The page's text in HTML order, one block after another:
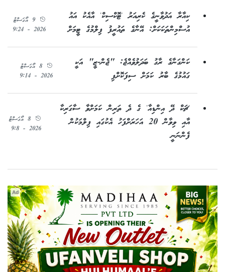
ކިއާރާ އަދުވާނީގެ ކެރިއަރު 'ޓޮކްސިކް' އާއެކު އައު
އުސްމިންތަކަކަށް: އޭނާގެ ތައުރީފު ފިލްމުގެ ޓީމަށް
9 އޯގަސްޓު
2026 - 9:24
ކަންގަނާގެ ރާގު ބަދަލުވެއްޖެ: "ޖެން-ޒީ" އަކީ
ގައުމުގެ ބާރު ކަމަށް ސިފަކޮށްފި
8 އޯގަސްޓު
2026 - 9:14
'ޗަކް ދޭ އިންޑިއާ' ގެ ދެ ތަރިން ކަމަށްވާ ސާގަރިކާ
އާއި ވިވާން 20 އަހަރަށްފަހު އެކުގައި ފިލްމަކުން
ފެންނަނީ
8 އޯގަސްޓު
2026 - 9:8
Ad